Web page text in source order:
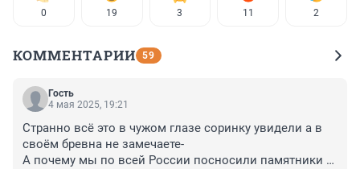
0 19 3 11 2
КОММЕНТАРИИ 59
Гость
4 мая 2025, 19:21
Странно всё это в чужом глазе соринку увидели а в
своём бревна не замечаете-
А почему мы по всей России посносили памятники